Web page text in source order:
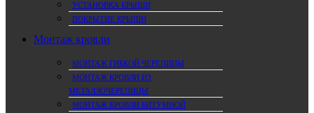
УСТАНОВКА КРЫШИ
ПОКРЫТИЕ КРЫШИ
Монтаж кровли
МОНТАЖ ГИБКОЙ ЧЕРЕПИЦЫ
МОНТАЖ КРОВЛИ ИЗ
МЕТАЛЛОЧЕРЕПИЦЫ
МОНТАЖ КРОВЛИ БИТУМНОЙ